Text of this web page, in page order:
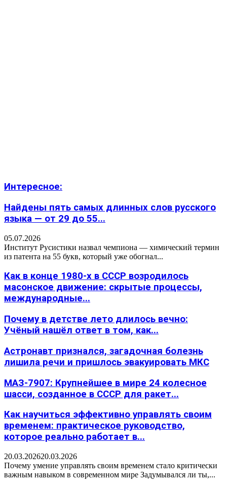
Интересное:
Найдены пять самых длинных слов русского
языка — от 29 до 55...
05.07.2026
Институт Русистики назвал чемпиона — химический термин
из патента на 55 букв, который уже обогнал...
Как в конце 1980-х в СССР возродилось
масонское движение: скрытые процессы,
международные...
Почему в детстве лето длилось вечно:
Учёный нашёл ответ в том, как...
Астронавт признался, загадочная болезнь
лишила речи и пришлось эвакуировать МКС
МАЗ-7907: Крупнейшее в мире 24 колесное
шасси, созданное в СССР для ракет...
Как научиться эффективно управлять своим
временем: практическое руководство,
которое реально работает в...
20.03.202620.03.2026
Почему умение управлять своим временем стало критически
важным навыком в современном мире Задумывался ли ты,...